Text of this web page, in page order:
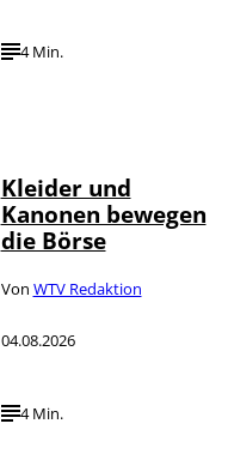
4 Min.
Kleider und
Kanonen bewegen
die Börse
Von WTV Redaktion
04.08.2026
4 Min.